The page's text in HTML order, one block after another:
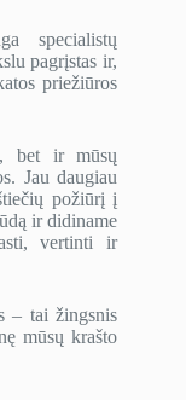
specialistų
pagrįstas ir,
priežiūros
bet ir mūsų
Jau daugiau
požiūrį į
ir didiname
vertinti ir
– tai žingsnis
mūsų krašto